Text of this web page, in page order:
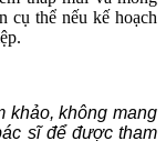
cụ thể nếu kế hoạch
khảo, không mang
sĩ để được tham